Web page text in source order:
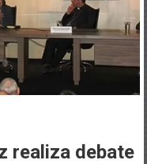
realiza debate